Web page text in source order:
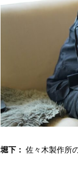
堀下： 佐々木製作所